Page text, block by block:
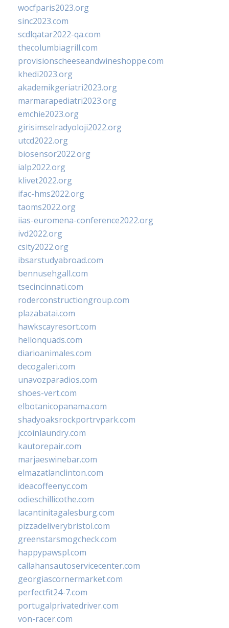
wocfparis2023.org
sinc2023.com
scdlqatar2022-qa.com
thecolumbiagrill.com
provisionscheeseandwineshoppe.com
khedi2023.org
akademikgeriatri2023.org
marmarapediatri2023.org
emchie2023.org
girisimselradyoloji2022.org
utcd2022.org
biosensor2022.org
ialp2022.org
klivet2022.org
ifac-hms2022.org
taoms2022.org
iias-euromena-conference2022.org
ivd2022.org
csity2022.org
ibsarstudyabroad.com
bennusehgall.com
tsecincinnati.com
roderconstructiongroup.com
plazabatai.com
hawkscayresort.com
hellonquads.com
diarioanimales.com
decogaleri.com
unavozparadios.com
shoes-vert.com
elbotanicopanama.com
shadyoaksrockportrvpark.com
jccoinlaundry.com
kautorepair.com
marjaeswinebar.com
elmazatlanclinton.com
ideacoffeenyc.com
odieschillicothe.com
lacantinitagalesburg.com
pizzadeliverybristol.com
greenstarsmogcheck.com
happypawspl.com
callahansautoservicecenter.com
georgiascornermarket.com
perfectfit24-7.com
portugalprivatedriver.com
von-racer.com